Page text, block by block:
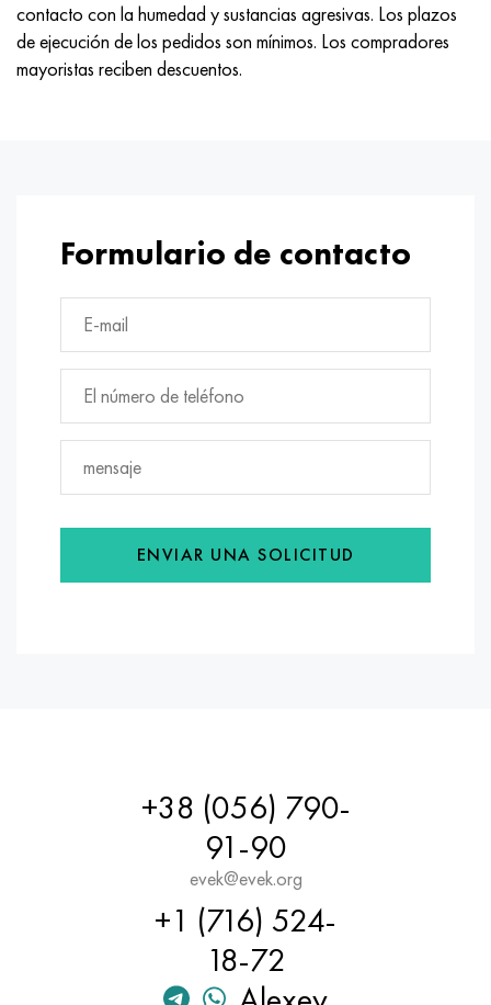
contacto con la humedad y sustancias agresivas. Los plazos
de ejecución de los pedidos son mínimos. Los compradores
mayoristas reciben descuentos.
Formulario de contacto
ENVIAR UNA SOLICITUD
+38 (056) 790-
91-90
evek@evek.org
+1 (716) 524-
18-72